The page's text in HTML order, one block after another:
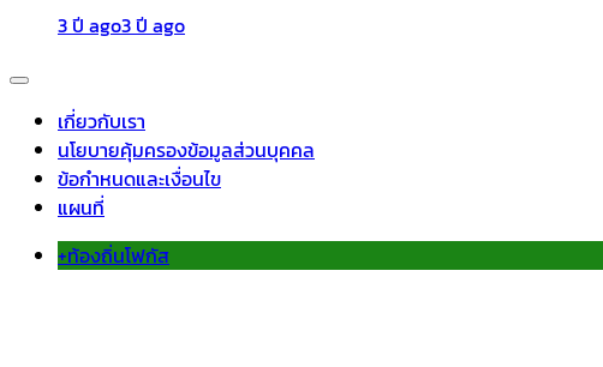
3 ปี ago3 ปี ago
เกี่ยวกับเรา
นโยบายคุ้มครองข้อมูลส่วนบุคคล
ข้อกำหนดและเงื่อนไข
แผนที่
+ท้องถิ่นโฟกัส